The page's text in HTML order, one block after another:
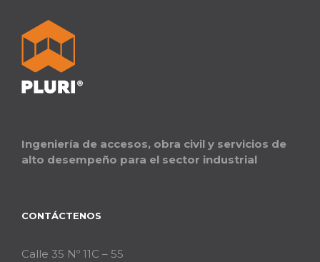
Ingeniería de accesos, obra civil y servicios de
alto desempeño para el sector industrial
CONTÁCTENOS
Calle 35 Nº 11C – 55